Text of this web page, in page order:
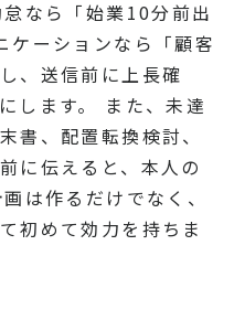
なら「始業10分前出
ケーションなら「顧客
、送信前に上長確
します。 また、未達
書、配置転換検討、
に伝えると、本人の
は作るだけでなく、
初めて効力を持ちま